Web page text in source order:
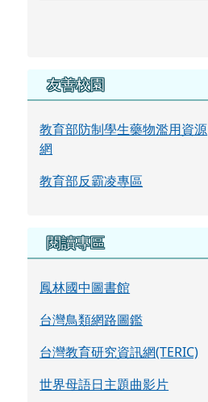
友善校園
教育部防制學生藥物濫用資源
網
教育部反霸凌專區
閱讀專區
鳳林國中圖書館
台灣鳥類網路圖鑑
台灣教育研究資訊網(TERIC)
世界母語日主題曲影片